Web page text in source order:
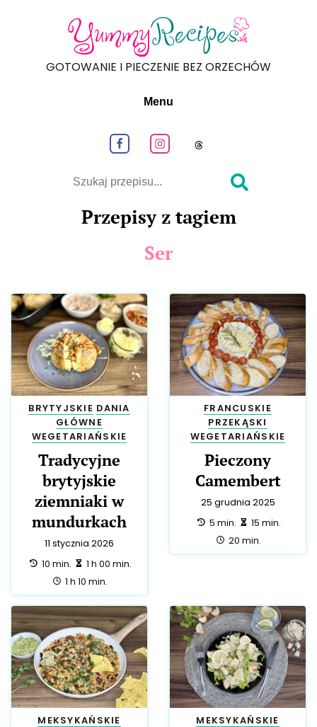
GOTOWANIE I PIECZENIE BEZ ORZECHÓW
Menu
Szukaj
Przepisy z tagiem
Ser
BRYTYJSKIE DANIA
GŁÓWNE
WEGETARIAŃSKIE
Tradycyjne
brytyjskie
ziemniaki w
mundurkach
11 stycznia 2026
przygotowanie:
10 min. zrobienie:
1 h 00 min.
całość:
1 h 10 min.
FRANCUSKIE
PRZEKĄSKI
WEGETARIAŃSKIE
Pieczony
Camembert
25 grudnia 2025
przygotowanie:
5 min. zrobienie:
15 min.
całość:
20 min.
MEKSYKAŃSKIE
MEKSYKAŃSKIE